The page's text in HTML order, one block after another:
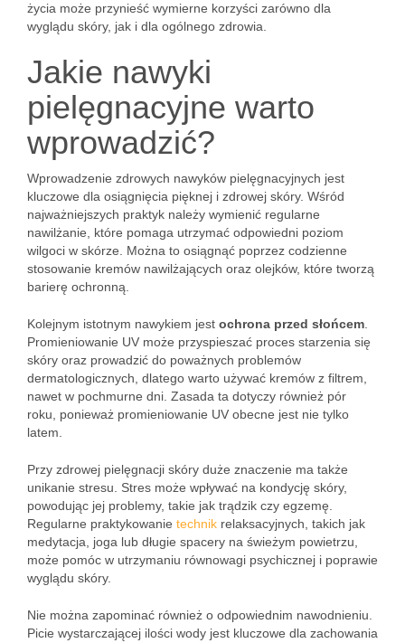
życia może przynieść wymierne korzyści zarówno dla
wyglądu skóry, jak i dla ogólnego zdrowia.
Jakie nawyki
pielęgnacyjne warto
wprowadzić?
Wprowadzenie zdrowych nawyków pielęgnacyjnych jest
kluczowe dla osiągnięcia pięknej i zdrowej skóry. Wśród
najważniejszych praktyk należy wymienić regularne
nawilżanie, które pomaga utrzymać odpowiedni poziom
wilgoci w skórze. Można to osiągnąć poprzez codzienne
stosowanie kremów nawilżających oraz olejków, które tworzą
barierę ochronną.
Kolejnym istotnym nawykiem jest ochrona przed słońcem
Promieniowanie UV może przyspieszać proces starzenia się
skóry oraz prowadzić do poważnych problemów
dermatologicznych, dlatego warto używać kremów z filtrem,
nawet w pochmurne dni. Zasada ta dotyczy również pór
roku, ponieważ promieniowanie UV obecne jest nie tylko
latem.
Przy zdrowej pielęgnacji skóry duże znaczenie ma także
unikanie stresu. Stres może wpływać na kondycję skóry,
powodując jej problemy, takie jak trądzik czy egzemę.
Regularne praktykowanie technik relaksacyjnych, takich jak
medytacja, joga lub długie spacery na świeżym powietrzu,
może pomóc w utrzymaniu równowagi psychicznej i poprawie
wyglądu skóry.
Nie można zapominać również o odpowiednim nawodnieniu.
Picie wystarczającej ilości wody jest kluczowe dla zachowania